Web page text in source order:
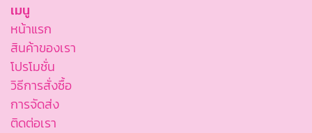
เมนู
หน้าแรก
สินค้าของเรา
โปรโมชั่น
วิธีการสั่งซื้อ
การจัดส่ง
ติดต่อเรา